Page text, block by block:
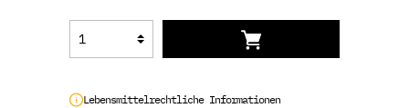
Lebensmittelrechtliche Informationen